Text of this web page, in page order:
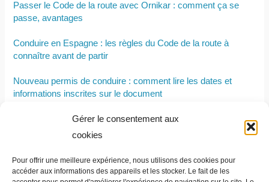
Gérer le consentement aux
cookies
Pour offrir une meilleure expérience, nous utilisons des cookies pour
accéder aux informations des appareils et les stocker. Le fait de les
Passer le Code de la route avec Ornikar : comment ça se
passe, avantages
Conduire en Espagne : les règles du Code de la route à
connaître avant de partir
Nouveau permis de conduire : comment lire les dates et
informations inscrites sur le document
Permis moto sans permis voiture : est-ce possible ?
Les limitations de vitesse en Italie